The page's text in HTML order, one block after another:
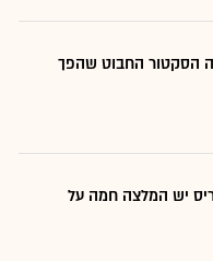
הסקטור החבוט שהפך
יש המלצה חמה על